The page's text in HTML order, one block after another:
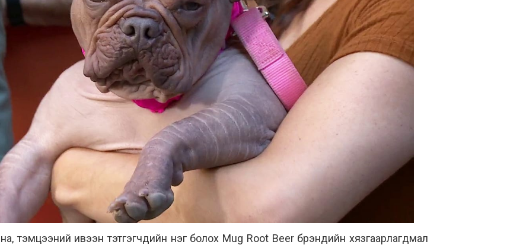
тэмцээний ивээн тэтгэгчдийн нэг болох Mug Root Beer брэндийн хязгаарлагдмал